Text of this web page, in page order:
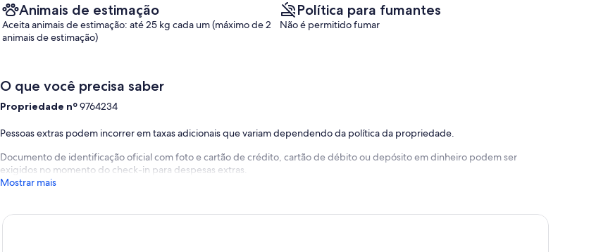
Animais de estimação
Aceita animais de estimação: até 25 kg cada um (máximo de 2
animais de estimação)
Política para fumantes
Não é permitido fumar
O que você precisa saber
Propriedade nº9764234
Pessoas extras podem incorrer em taxas adicionais que variam dependendo da política da propriedade.
Documento de identificação oficial com foto e cartão de crédito, cartão de débito ou depósito em dinheiro podem ser
exigidos no momento do check-in para despesas extras.
Mostrar mais